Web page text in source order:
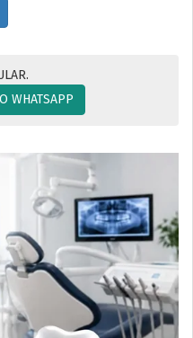
WHATSAPP